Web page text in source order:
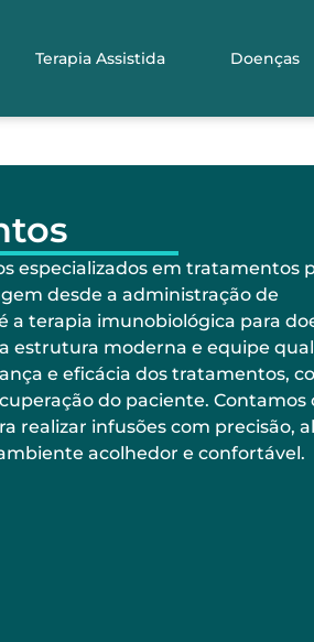
Terapia Assistida Doenças
especializados em tratamentos
desde a administração de
a terapia imunobiológica para
estrutura moderna e equipe
e eficácia dos tratamentos,
do paciente. Contamos
realizar infusões com precisão,
acolhedor e confortável.